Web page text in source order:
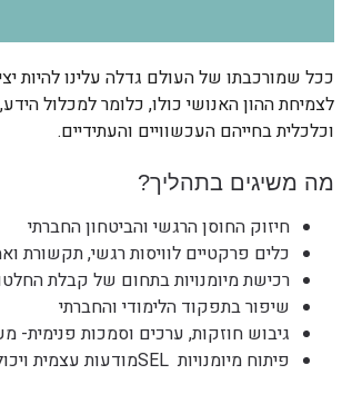
ככל שמורכבתו של העולם גדלה עלינו להיות
לצמיחת ההון האנושי כולו, כלומר למכלול
וכלכלית בחייהם העכשוויים והעתידיים.
מה משיגים בתהליך?
חיזוק החוסן הרגשי והביטחון החברתי
כלים פרקטיים לוויסות רגשי, תקשורת
רכישת מיומנויות בתחום של קבלת
שיפור בתפקוד הלימודי והחברתי
גיבוש חוזקות, ערכים וסמכות פנימית-
פיתוח מיומנויות SELמודעות עצמית ויכולת להבין ולנהל רגשות והתנהגויות